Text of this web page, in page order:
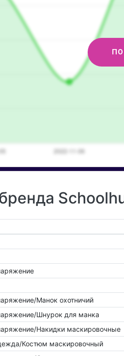
Манок охотничий
Шнурок для манка
Накидки маскировочные
Костюм маскировочный